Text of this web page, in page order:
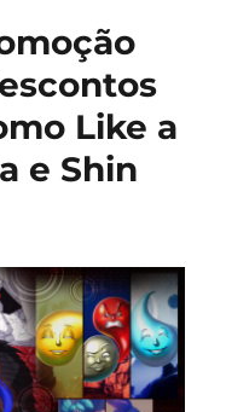
Like a
e Shin